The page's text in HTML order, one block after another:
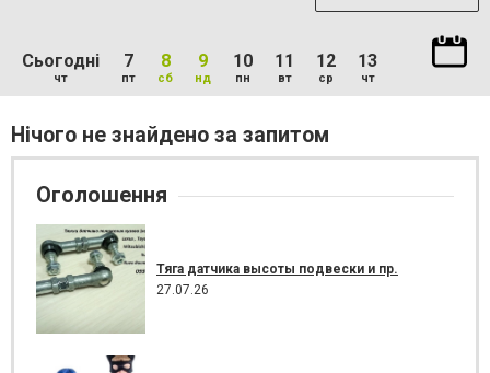
Сьогодні
чт
7
пт
8
сб
9
нд
10
пн
11
вт
12
ср
13
чт
Нічого не знайдено за запитом
Оголошення
Тяга датчика высоты подвески и пр.
27.07.26